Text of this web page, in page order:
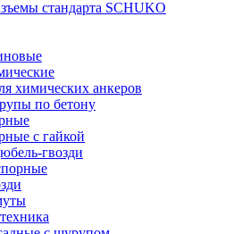
стандарта SCHUKO
химических анкеров
по бетону
с гайкой
гвозди